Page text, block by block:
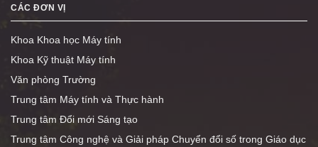
CÁC ĐƠN VỊ
Khoa Khoa học Máy tính
Khoa Kỹ thuật Máy tính
Văn phòng Trường
Trung tâm Máy tính và Thực hành
Trung tâm Đổi mới Sáng tạo
Trung tâm Công nghệ và Giải pháp Chuyển đổi số trong Giáo dục